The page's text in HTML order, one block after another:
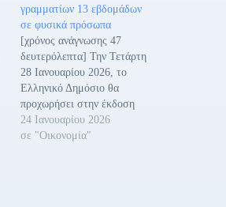
γραμματίων 13 εβδομάδων
σε φυσικά πρόσωπα
[χρόνος ανάγνωσης 47
δευτερόλεπτα] Την Τετάρτη
28 Ιανουαρίου 2026, το
Ελληνικό Δημόσιο θα
προχωρήσει στην έκδοση
εντόκων γραμματίων 13
εβδομάδων. Η έκδοση θα
24 Ιανουαρίου 2026
σε "Οικονομία"